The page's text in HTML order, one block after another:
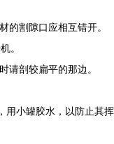
的割隙口应相互错开。
。
请剖较扁平的那边。
小罐胶水，以防止其